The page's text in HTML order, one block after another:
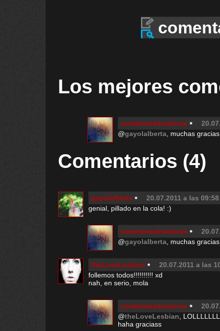
Los mejores
sometimesihatelove
@gayolalberta , muchas
Comentarios (4)
gayolalberta
20.07.2011 a las 09:58
genial, pillado en la cola! :)
sometimesihatelove
@gayolalberta , muchas
theLoveLesbian
20.07.2011 a las
follemos todos!!!!!!!!!! xd
nah, en serio, mola
sometimesihatelove
@theLoveLesbian ,
haha graciass